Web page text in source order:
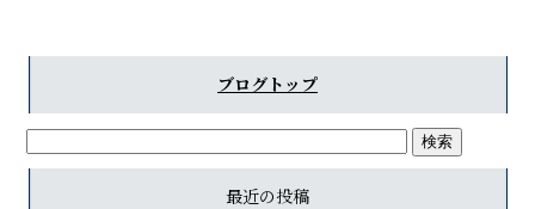
ブログトップ
最近の投稿